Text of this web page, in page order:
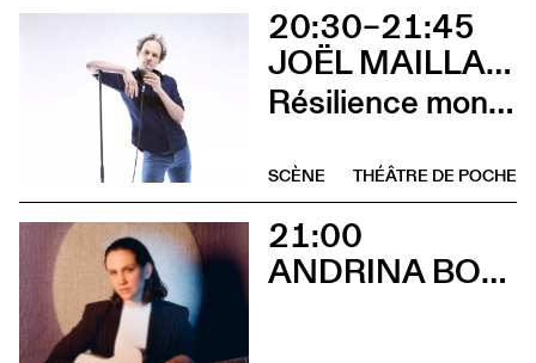
20:30–21:45
JOËL MAILLARD
Résilience mon cul
THÉÂTRE DE POCHE
SCÈNE
21:00
ANDRINA BOLLINGER